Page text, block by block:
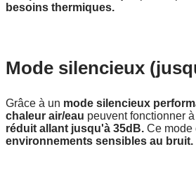
besoins thermiques.
Mode silencieux
Grâce à un mode silencieux
chaleur air/eau peuvent fonctionner
réduit allant jusqu'à 35dB. Ce mode
environnements sensibles au bruit.